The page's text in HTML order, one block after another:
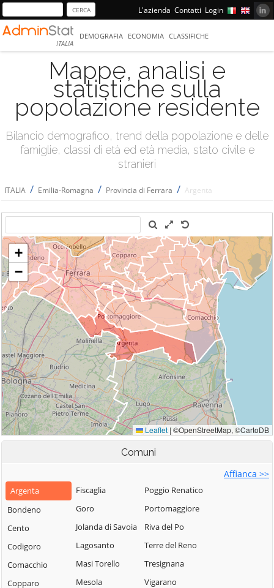
L'azienda Contatti Login
ITALIA
DEMOGRAFIA ECONOMIA CLASSIFICHE
Mappe, analisi e
statistiche sulla
popolazione residente
Bilancio demografico, trend della popolazione e delle
famiglie, classi di età ed età media, stato civile e
stranieri
ITALIA / Emilia-Romagna / Provincia di Ferrara / Argenta
Comuni
Affianca >>
Argenta
Bondeno
Cento
Codigoro
Comacchio
Copparo
Fiscaglia
Goro
Jolanda di Savoia
Lagosanto
Masi Torello
Mesola
Poggio Renatico
Portomaggiore
Riva del Po
Terre del Reno
Tresignana
Vigarano